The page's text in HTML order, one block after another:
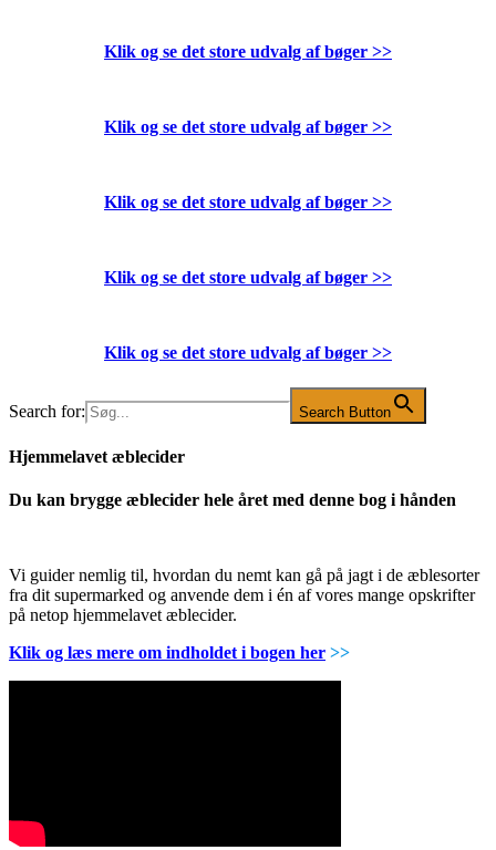
Klik og se det store udvalg af bøger >>
Klik og se det store udvalg af bøger >>
Klik og se det store udvalg af bøger >>
Klik og se det store udvalg af bøger >>
Klik og se det store udvalg af bøger >>
Search for: Search Button
Hjemmelavet æblecider
Du kan brygge æblecider hele året med denne bog i hånden
Vi guider nemlig til, hvordan du nemt kan gå på jagt i de æblesorter
fra dit supermarked og anvende dem i én af vores mange opskrifter
på netop hjemmelavet æblecider.
Klik og læs mere om indholdet i bogen her >>